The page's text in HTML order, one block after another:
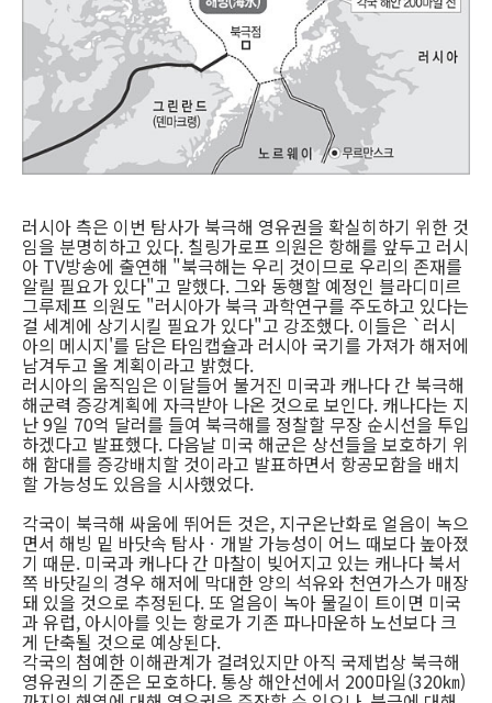
러시아 측은 이번 탐사가 북극해 영유권을 확실히하기 위한 것
임을 분명히하고 있다. 칠링가로프 의원은 항해를 앞두고 러시
아 TV방송에 출연해 "북극해는 우리 것이므로 우리의 존재를
알릴 필요가 있다"고 말했다. 그와 동행할 예정인 블라디미르
그루제프 의원도 "러시아가 북극 과학연구를 주도하고 있다는
걸 세계에 상기시킬 필요가 있다"고 강조했다. 이들은 `러시
아의 메시지'를 담은 타임캡슐과 러시아 국기를 가져가 해저에
남겨두고 올 계획이라고 밝혔다.
러시아의 움직임은 이달들어 불거진 미국과 캐나다 간 북극해
해군력 증강계획에 자극받아 나온 것으로 보인다. 캐나다는 지
난 9일 70억 달러를 들여 북극해를 정찰할 무장 순시선을 투입
하겠다고 발표했다. 다음날 미국 해군은 상선들을 보호하기 위
해 함대를 증강배치할 것이라고 발표하면서 항공모함을 배치
할 가능성도 있음을 시사했었다.
각국이 북극해 싸움에 뛰어든 것은, 지구온난화로 얼음이 녹으
면서 해빙 밑 바닷속 탐사ㆍ개발 가능성이 어느 때보다 높아졌
기 때문. 미국과 캐나다 간 마찰이 빚어지고 있는 캐나다 북서
쪽 바닷길의 경우 해저에 막대한 양의 석유와 천연가스가 매장
돼 있을 것으로 추정된다. 또 얼음이 녹아 물길이 트이면 미국
과 유럽, 아시아를 잇는 항로가 기존 파나마운하 노선보다 크
게 단축될 것으로 예상된다.
각국의 첨예한 이해관계가 걸려있지만 아직 국제법상 북극해
영유권의 기준은 모호하다. 통상 해안선에서 200마일(320㎞)